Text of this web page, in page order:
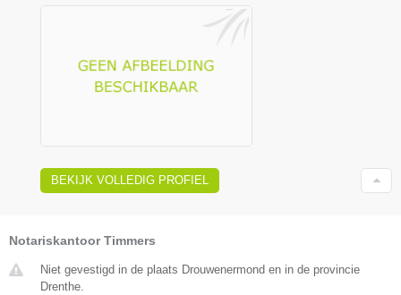
BEKIJK VOLLEDIG PROFIEL
Notariskantoor Timmers
Niet gevestigd in de plaats Drouwenermond en in de provincie
Drenthe.